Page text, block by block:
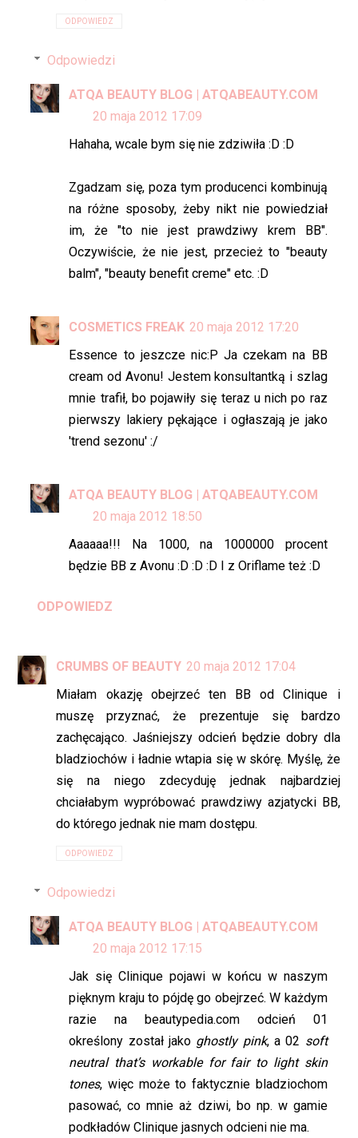
ODPOWIEDZ
Odpowiedzi
ATQA BEAUTY BLOG | ATQABEAUTY.COM
20 maja 2012 17:09
Hahaha, wcale bym się nie zdziwiła :D :D
Zgadzam się, poza tym producenci kombinują
na różne sposoby, żeby nikt nie powiedział
im, że "to nie jest prawdziwy krem BB".
Oczywiście, że nie jest, przecież to "beauty
balm", "beauty benefit creme" etc. :D
COSMETICS FREAK 20 maja 2012 17:20
Essence to jeszcze nic:P Ja czekam na BB
cream od Avonu! Jestem konsultantką i szlag
mnie trafił, bo pojawiły się teraz u nich po raz
pierwszy lakiery pękające i ogłaszają je jako
'trend sezonu' :/
ATQA BEAUTY BLOG | ATQABEAUTY.COM
20 maja 2012 18:50
Aaaaaa!!! Na 1000, na 1000000 procent
będzie BB z Avonu :D :D :D I z Oriflame też :D
ODPOWIEDZ
CRUMBS OF BEAUTY 20 maja 2012 17:04
Miałam okazję obejrzeć ten BB od Clinique i
muszę przyznać, że prezentuje się bardzo
zachęcająco. Jaśniejszy odcień będzie dobry dla
bladziochów i ładnie wtapia się w skórę. Myślę, że
się na niego zdecyduję jednak najbardziej
chciałabym wypróbować prawdziwy azjatycki BB,
do którego jednak nie mam dostępu.
ODPOWIEDZ
Odpowiedzi
ATQA BEAUTY BLOG | ATQABEAUTY.COM
20 maja 2012 17:15
Jak się Clinique pojawi w końcu w naszym
pięknym kraju to pójdę go obejrzeć. W każdym
razie na beautypedia.com odcień 01
określony został jako ghostly pink, a 02 soft
neutral that’s workable for fair to light skin
tones, więc może to faktycznie bladziochom
pasować, co mnie aż dziwi, bo np. w gamie
podkładów Clinique jasnych odcieni nie ma.